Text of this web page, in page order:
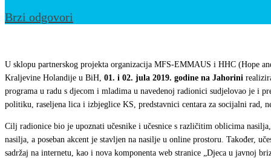
Brzi odgovori
na
radionici
„Prevencija
nasilja
nad
djecom
U sklopu partnerskog projekta organizacija MFS-EMMAUS i HHC (Hope
Kraljevine Holandije u BiH, 01. i 02. jula 2019. godine na Jahorini
programa u radu s djecom i mladima u navedenoj radionici sudjelovao je i
politiku, raseljena lica i izbjeglice KS, predstavnici centara za socijalni rad,
Cilj radionice bio je upoznati učesnike i učesnice s različitim oblicima
nasilja, a poseban akcent je stavljen na nasilje u online prostoru. Također,
sadržaj na internetu, kao i nova komponenta web stranice „Djeca u javnoj